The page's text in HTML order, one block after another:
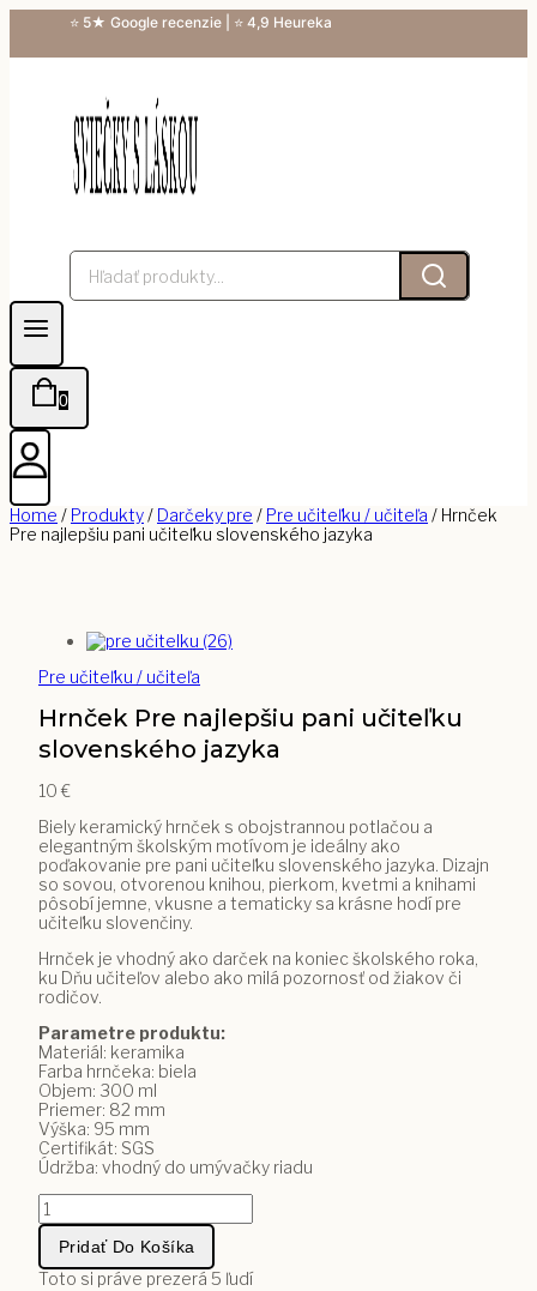
content
⭐ 5★ Google recenzie | ⭐ 4,9 Heureka
Hľadanie:
0
Home / Produkty/ Darčeky pre / Pre učiteľku / učiteľa / Hrnček
Pre najlepšiu pani učiteľku slovenského jazyka
Pre učiteľku / učiteľa
Hrnček Pre najlepšiu pani učiteľku
slovenského jazyka
10 €
Biely keramický hrnček s obojstrannou potlačou a
elegantným školským motívom je ideálny ako
poďakovanie pre pani učiteľku slovenského jazyka. Dizajn
so sovou, otvorenou knihou, pierkom, kvetmi a knihami
pôsobí jemne, vkusne a tematicky sa krásne hodí pre
učiteľku slovenčiny.
Hrnček je vhodný ako darček na koniec školského roka,
ku Dňu učiteľov alebo ako milá pozornosť od žiakov či
rodičov.
Parametre produktu:
Materiál: keramika
Farba hrnčeka: biela
Objem: 300 ml
Priemer: 82 mm
Výška: 95 mm
Certifikát: SGS
Údržba: vhodný do umývačky riadu
množstvo
Hrnček
Pre
najlepšiu
pani
Pridať Do Košíka
Toto si práve prezerá 5 ľudí